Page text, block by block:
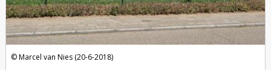
Marcel van Nies (20-6-2018)